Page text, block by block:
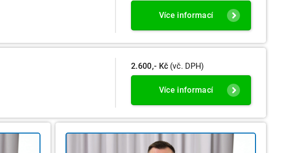
Více informací
2.600,- Kč (vč. DPH)
Více informací